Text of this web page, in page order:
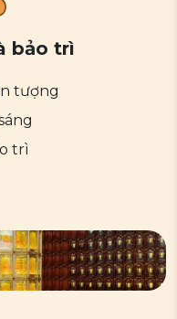
bảo trì
tượng
trì